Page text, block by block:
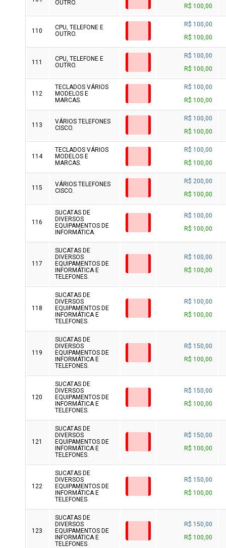
OUTRO.
R$ 100,00
110
CPU, TELEFONE E
OUTRO.
R$ 100,00
R$ 100,00
111
CPU, TELEFONE E
OUTRO.
R$ 100,00
R$ 100,00
112
TECLADOS VÁRIOS
MODELOS E
MARCAS.
R$ 100,00
R$ 100,00
113
VÁRIOS TELEFONES
CISCO.
R$ 100,00
R$ 100,00
114
TECLADOS VÁRIOS
MODELOS E
MARCAS.
R$ 100,00
R$ 100,00
115
VÁRIOS TELEFONES
CISCO.
R$ 200,00
R$ 100,00
116
SUCATAS DE
DIVERSOS
EQUIPAMENTOS DE
INFORMÁTICA.
R$ 100,00
R$ 100,00
117
SUCATAS DE
DIVERSOS
EQUIPAMENTOS DE
INFORMÁTICA E
TELEFONES.
R$ 100,00
R$ 100,00
118
SUCATAS DE
DIVERSOS
EQUIPAMENTOS DE
INFORMÁTICA E
TELEFONES.
R$ 100,00
R$ 100,00
119
SUCATAS DE
DIVERSOS
EQUIPAMENTOS DE
INFORMÁTICA E
TELEFONES.
R$ 150,00
R$ 100,00
120
SUCATAS DE
DIVERSOS
EQUIPAMENTOS DE
INFORMÁTICA E
TELEFONES.
R$ 150,00
R$ 100,00
121
SUCATAS DE
DIVERSOS
EQUIPAMENTOS DE
INFORMÁTICA E
TELEFONES.
R$ 150,00
R$ 100,00
122
SUCATAS DE
DIVERSOS
EQUIPAMENTOS DE
INFORMÁTICA E
TELEFONES.
R$ 150,00
R$ 100,00
123
SUCATAS DE
DIVERSOS
EQUIPAMENTOS DE
INFORMÁTICA E
TELEFONES.
R$ 150,00
R$ 100,00